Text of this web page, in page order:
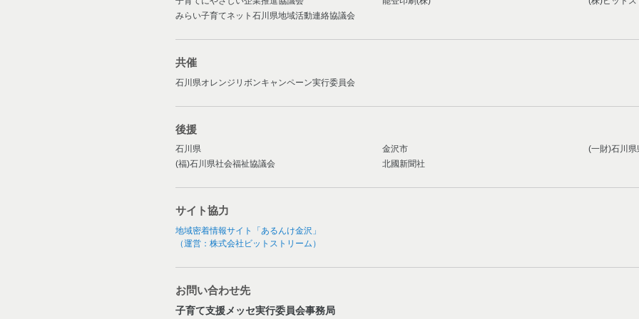
みらい子育てネット石川県地域活動連絡協議会
共催
石川県オレンジリボンキャンペーン実行委員会
後援
石川県 金沢市
(一財)石川
(福)石川県社会福祉協議会
北國新聞社
サイト協力
地域密着情報サイト「あるんけ金沢」
（運営：株式会社ビットストリーム）
お問い合わせ先
子育て支援メッセ実行委員会事務局